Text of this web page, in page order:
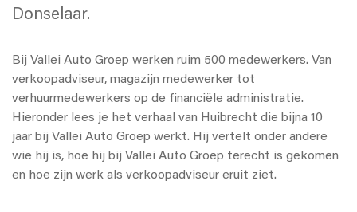
Donselaar.
Bij Vallei Auto Groep werken ruim 500 medewerkers. Van
verkoopadviseur, magazijn medewerker tot
verhuurmedewerkers op de financiële administratie.
Hieronder lees je het verhaal van Huibrecht die bijna 10
jaar bij Vallei Auto Groep werkt. Hij vertelt onder andere
wie hij is, hoe hij bij Vallei Auto Groep terecht is gekomen
en hoe zijn werk als verkoopadviseur eruit ziet.